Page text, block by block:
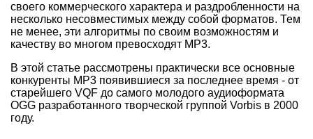
своего коммерческого характера и раздробленности на
несколько несовместимых между собой форматов. Тем
не менее, эти алгоритмы по своим возможностям и
качеству во многом превосходят MP3.
В этой статье рассмотрены практически все основные
конкуренты МР3 появившиеся за последнее время - от
старейшего VQF до самого молодого аудиоформата
OGG разработанного творческой группой Vorbis в 2000
году.